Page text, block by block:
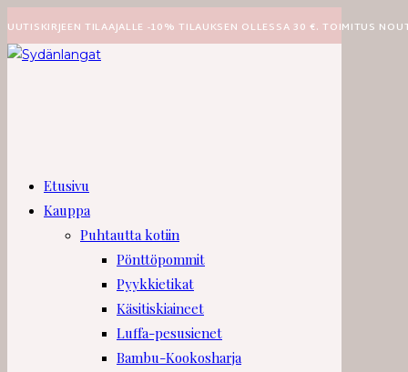
suoraan
sisältöön
UUTISKIRJEEN TILAAJALLE -10% TILAUKSEN OLLESSA 30 €. TOIMITUS
Etusivu
Kauppa
Puhtautta kotiin
Pönttöpommit
Pyykkietikat
Käsitiskiaineet
Luffa-pesusienet
Bambu-Kookosharja